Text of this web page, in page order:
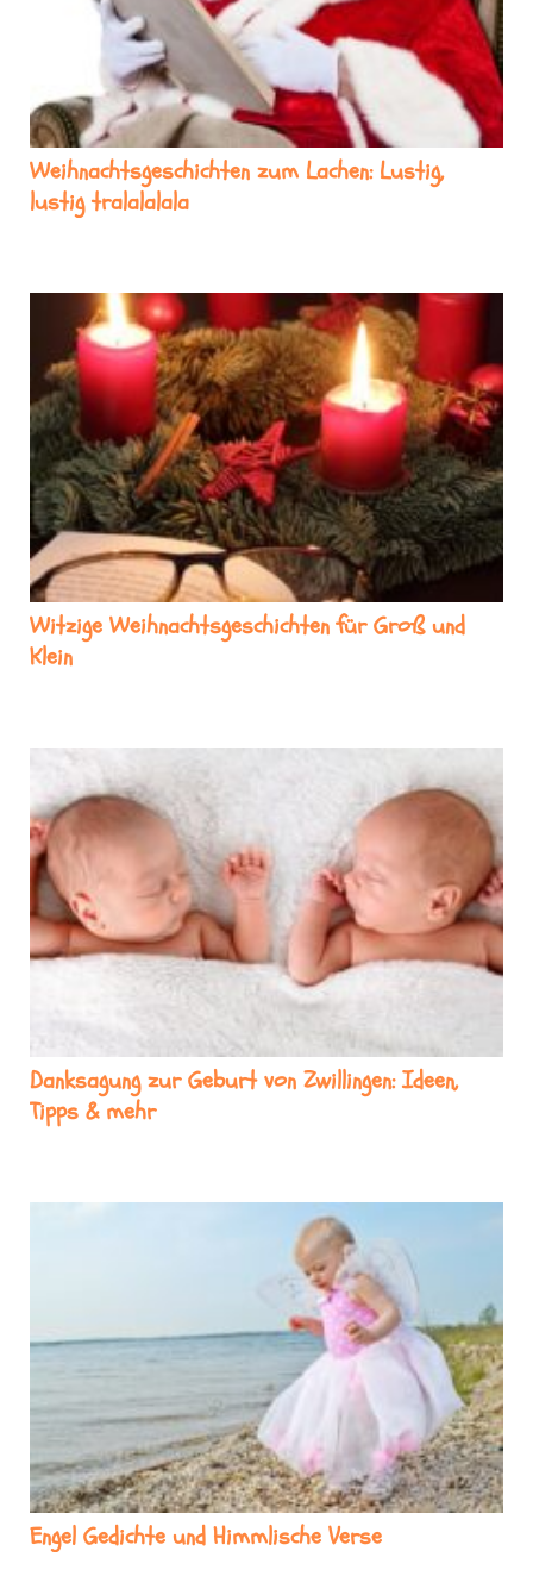
Weihnachtsgeschichten zum Lachen: Lustig,
lustig tralalalala
Witzige Weihnachtsgeschichten für Groß und
Klein
Danksagung zur Geburt von Zwillingen: Ideen,
Tipps & mehr
Engel Gedichte und Himmlische Verse